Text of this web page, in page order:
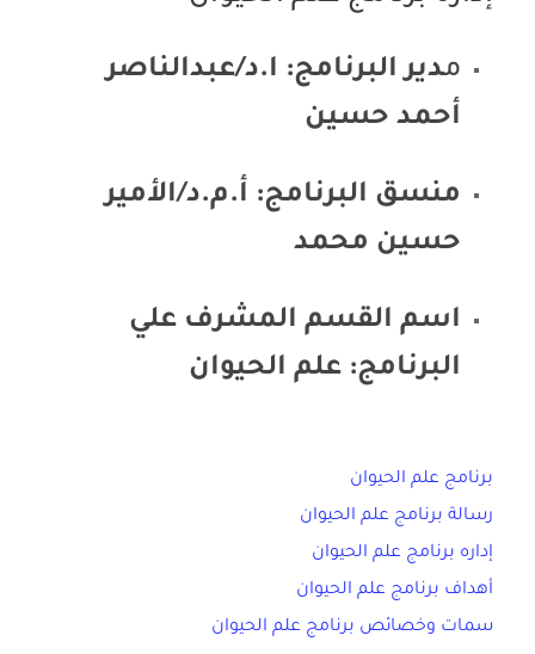
مدير البرنامج: ا.د/عبدالناصر
أحمد حسين
منسق البرنامج: أ.م.د/الأمير
حسين محمد
اسم القسم المشرف علي
البرنامج: علم الحيوان
برنامج علم الحيوان
رسالة برنامج علم الحيوان
إداره برنامج علم الحيوان
أهداف برنامج علم الحيوان
سمات وخصائص برنامج علم الحيوان